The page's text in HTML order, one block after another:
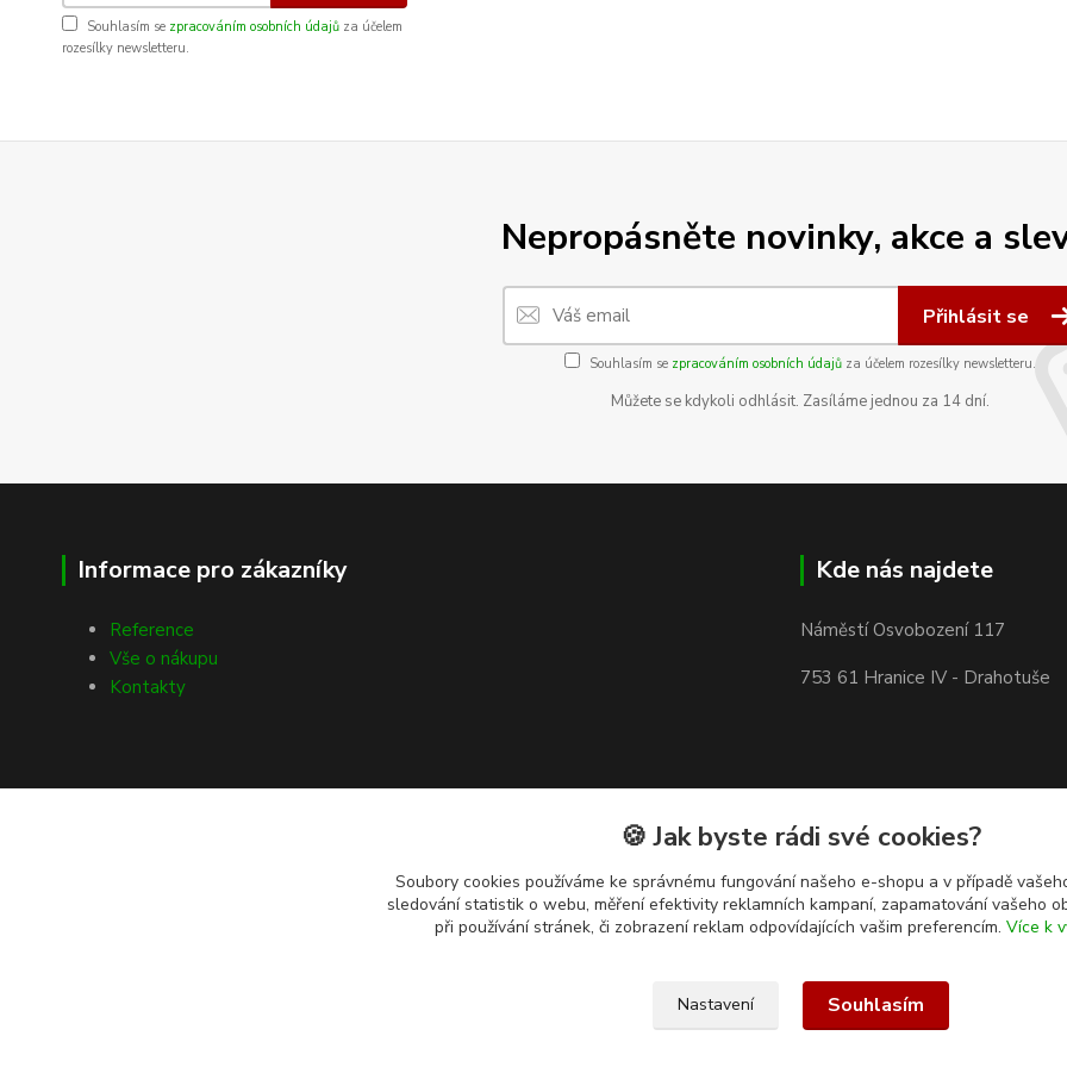
Souhlasím se zpracováním osobních údajů za účelem
rozesílky newsletteru.
Nepropásněte novinky, akce a
Přihlásit se
Souhlasím se zpracováním osobních údajů za účelem rozesílky newsletteru.
Můžete se kdykoli odhlásit. Zasíláme jednou za 14 dní.
Informace pro zákazníky
Reference
Vše o nákupu
Kontakty
Kde nás najdete
Náměstí Osvobození 117
753 61 Hranice IV - Drahotuše
🍪 Jak byste rádi své cookies?
Soubory cookies používáme ke správnému fungování našeho e-shopu a v případě
sledování statistik o webu, měření efektivity reklamních kampaní, zapamatování vašeho
při používání stránek, či zobrazení reklam odpovídajících vašim preferencím. Více k
Nastavení Souhlasím